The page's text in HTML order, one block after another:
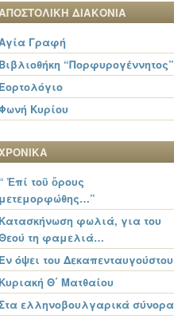
ΔΙΑΚΟΝΙΑ
Γραφή
Βιβλιοθήκη “Πορφυρογέννητος”
Εορτολόγιο
Φωνή Κυρίου
“ Ἐπί τοῦ ὄρους
μετεμορφώθης…”
Κατασκήνωση φωλιά, για του
τη φαμελιά…
Εν όψει του Δεκαπενταυγούστου
Κυριακή Θ΄ Ματθαίου
ελληνοβουλγαρικά σύνορα